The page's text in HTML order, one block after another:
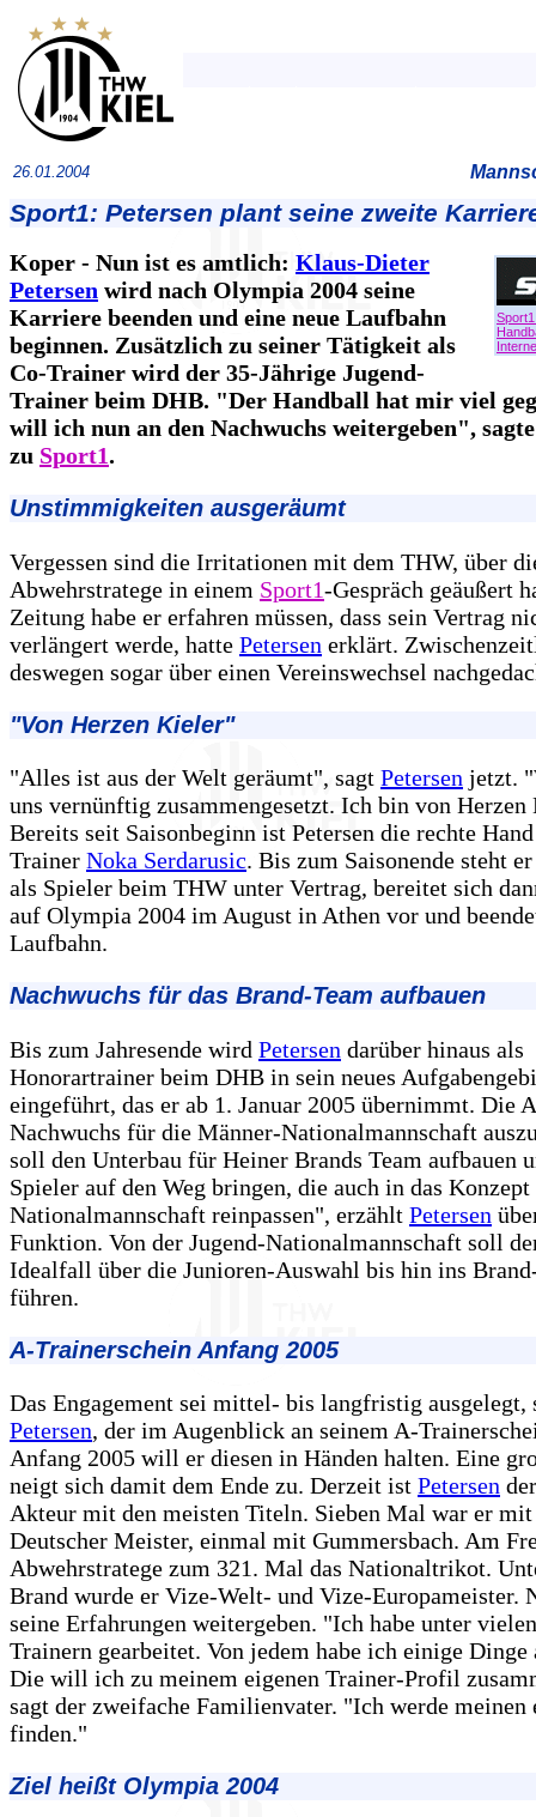
26.01.2004
Sport1: Petersen plant seine zweite
Koper - Nun ist es amtlich: Klaus-Dieter
Petersen wird nach Olympia 2004 seine
Karriere beenden und eine neue Laufbahn
beginnen. Zusätzlich zu seiner Tätigkeit als
Co-Trainer wird der 35-Jährige Jugend-
Trainer beim DHB. "Der Handball hat mir viel
will ich nun an den Nachwuchs weitergeben",
zu Sport1.
Unstimmigkeiten ausgeräumt
Vergessen sind die Irritationen mit dem THW, über
Abwehrstratege in einem Sport1-Gespräch geäußert
Zeitung habe er erfahren müssen, dass sein Vertrag
verlängert werde, hatte Petersen erklärt.
deswegen sogar über einen Vereinswechsel
"Von Herzen Kieler"
"Alles ist aus der Welt geräumt", sagt Petersen jetzt.
uns vernünftig zusammengesetzt. Ich bin von
Bereits seit Saisonbeginn ist Petersen die rechte
Trainer Noka Serdarusic. Bis zum Saisonende steht
als Spieler beim THW unter Vertrag, bereitet sich
auf Olympia 2004 im August in Athen vor und
Laufbahn.
Nachwuchs für das Brand-Team aufbauen
Bis zum Jahresende wird Petersen darüber hinaus als
Honorartrainer beim DHB in sein neues
eingeführt, das er ab 1. Januar 2005 übernimmt. Die
Nachwuchs für die Männer-Nationalmannschaft
soll den Unterbau für Heiner Brands Team aufbauen
Spieler auf den Weg bringen, die auch in das
Nationalmannschaft reinpassen", erzählt Petersen
Funktion. Von der Jugend-Nationalmannschaft soll
Idealfall über die Junioren-Auswahl bis hin ins
führen.
A-Trainerschein Anfang 2005
Das Engagement sei mittel- bis langfristig ausgelegt,
Petersen, der im Augenblick an seinem A-
Anfang 2005 will er diesen in Händen halten. Eine
neigt sich damit dem Ende zu. Derzeit ist Petersen
Akteur mit den meisten Titeln. Sieben Mal war er
Deutscher Meister, einmal mit Gummersbach. Am
Abwehrstratege zum 321. Mal das Nationaltrikot.
Brand wurde er Vize-Welt- und Vize-Europameister.
seine Erfahrungen weitergeben. "Ich habe unter
Trainern gearbeitet. Von jedem habe ich einige Dinge
Die will ich zu meinem eigenen Trainer-Profil
sagt der zweifache Familienvater. "Ich werde meinen
finden."
Ziel heißt Olympia 2004